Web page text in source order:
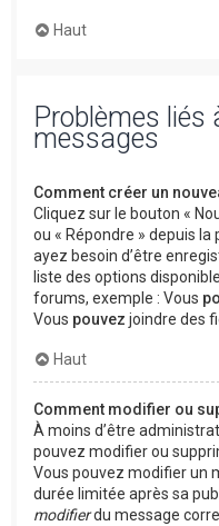
Haut
Problèmes liés
messages
Comment créer un
Cliquez sur le bouton «
ou « Répondre » depuis la
ayez besoin d’être
liste des options
forums, exemple : Vous
Vous pouvez joindre des
Haut
Comment modifier ou
À moins d’être
pouvez modifier ou
Vous pouvez modifier un
durée limitée après sa
modifierdu message